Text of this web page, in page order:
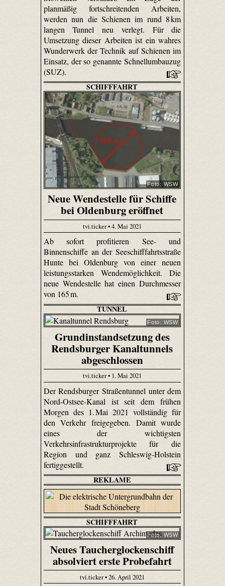
planmäßig fortschreitenden Arbeiten,
werden nun die Schienen im rund 8 km
langen Tunnel neu verlegt. Für die
Umsetzung dieser Arbeiten ist ein wahres
Wunderwerk der Technik auf Schienen im
Einsatz, der so genannte Schnellumbauzug
(SUZ).
SCHIFFFAHRT
Foto: WSW
Neue Wendestelle für Schiffe
bei Oldenburg eröffnet
tvi.ticker • 4. Mai 2021
Ab sofort profitieren See- und
Binnenschiffe an der Seeschifffahrtsstraße
Hunte bei Oldenburg von einer neuen
leistungsstarken Wendemöglichkeit. Die
neue Wendestelle hat einen Durchmesser
von 165 m.
TUNNEL
Foto: WSW
Grundinstandsetzung des
Rendsburger Kanaltunnels
abgeschlossen
tvi.ticker • 1. Mai 2021
Der Rendsburger Straßentunnel unter dem
Nord-Ostsee-Kanal ist seit dem frühen
Morgen des 1. Mai 2021 vollständig für
den Verkehr freigegeben. Damit wurde
eines der wichtigsten
Verkehrsinfrastrukturprojekte für die
Region und ganz Schleswig-Holstein
fertiggestellt.
REKLAME
SCHIFFFAHRT
Foto: WSW
Neues Taucherglockenschiff
absolviert erste Probefahrt
tvi.ticker • 26. April 2021